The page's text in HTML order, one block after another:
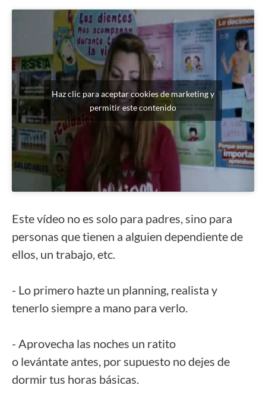
Haz clic para aceptar cookies de marketing y
permitir este contenido
Este vídeo no es solo para padres, sino para
personas que tienen a alguien dependiente de
ellos, un trabajo, etc.
- Lo primero hazte un planning, realista y
tenerlo siempre a mano para verlo.
- Aprovecha las noches un ratito
o levántate antes, por supuesto no dejes de
dormir tus horas básicas.